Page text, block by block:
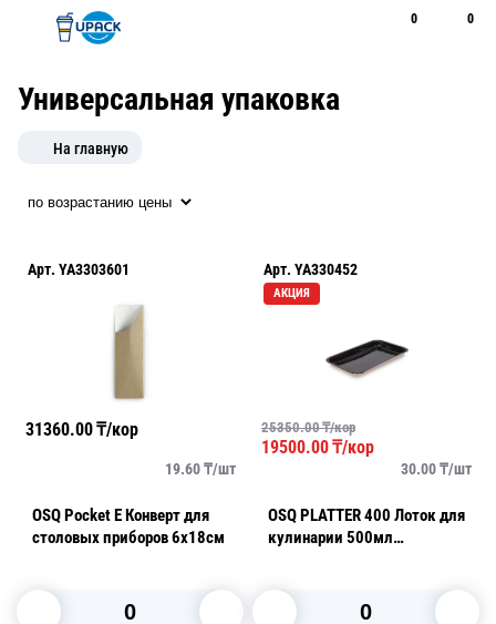
0 0
Универсальная упаковка
На главную
Арт. YA3303601
31360.00₸/кор
19.60₸/шт
OSQ Pocket E Конверт для
столовых приборов 6х18см
Арт. YA330452
АКЦИЯ
25350.00₸/кор
19500.00₸/кор
30.00₸/шт
OSQ PLATTER 400 Лоток для
кулинарии 500мл